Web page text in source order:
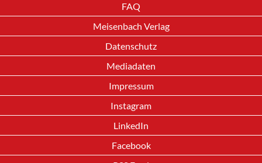
FAQ
Meisenbach Verlag
Datenschutz
Mediadaten
Impressum
Instagram
LinkedIn
Facebook